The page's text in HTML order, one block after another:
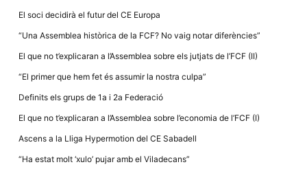
El soci decidirà el futur del CE Europa
“Una Assemblea històrica de la FCF? No vaig notar diferències”
El que no t’explicaran a l’Assemblea sobre els jutjats de l’FCF (II)
“El primer que hem fet és assumir la nostra culpa”
Definits els grups de 1a i 2a Federació
El que no t’explicaran a l’Assemblea sobre l’economia de l’FCF (I)
Ascens a la Lliga Hypermotion del CE Sabadell
“Ha estat molt ‘xulo’ pujar amb el Viladecans”
la funcionalitat
i la seva
estructura.
Alguns
tècnics del
emmagatzemen